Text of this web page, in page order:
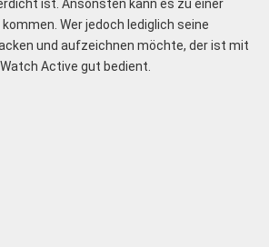
ist. Ansonsten kann es zu einer
Wer jedoch lediglich seine
und aufzeichnen möchte, der ist mit
Active gut bedient.